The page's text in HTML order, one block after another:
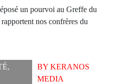
un pourvoi au Greffe du
nos confrères du
,
BYKERANOS
MEDIA